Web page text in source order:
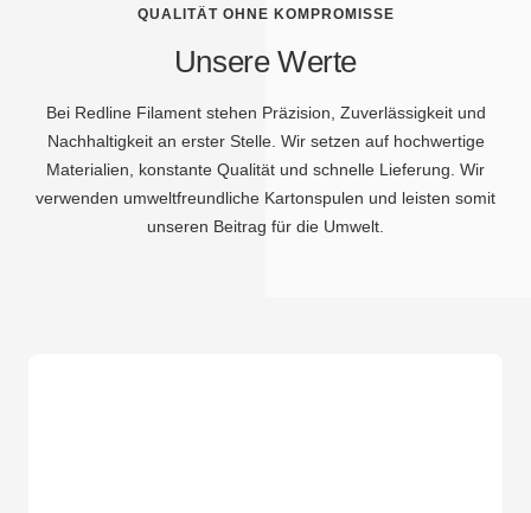
QUALITÄT OHNE KOMPROMISSE
Unsere Werte
Bei Redline Filament stehen Präzision, Zuverlässigkeit und
Nachhaltigkeit an erster Stelle. Wir setzen auf hochwertige
Materialien, konstante Qualität und schnelle Lieferung. Wir
verwenden umweltfreundliche Kartonspulen und leisten somit
unseren Beitrag für die Umwelt.